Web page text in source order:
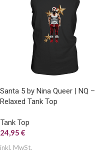
Santa 5 by Nina Queer | NQ –
Relaxed Tank Top
Tank Top
24,95 €
inkl. MwSt.